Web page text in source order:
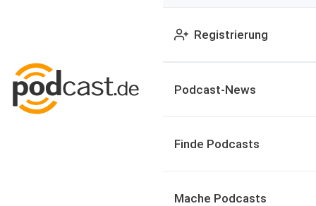
Registrierung
Podcast-News
Finde Podcasts
Mache Podcasts